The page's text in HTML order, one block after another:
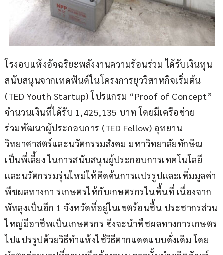
โรงอบแห้งอัจฉริยะพลังงานความร้อนร่วม ได้รับเงินทุน
สนับสนุนจากเทดฟันด์ในโครงการยุววิสาหกิจเริ่มต้น
(TED Youth Startup) โปรแกรม “Proof of Concept”
จำนวนเงินที่ได้รับ 1,425,135 บาท โดยมีเครือข่าย
ร่วมพัฒนาผู้ประกอบการ (TED Fellow) อุทยาน
วิทยาศาสตร์และนวัตกรรมสังคม มหาวิทยาลัยทักษิณ
เป็นพี่เลี้ยง ในการสนับสนุนผู้ประกอบการเทคโนโลยี
และนวัตกรรมรุ่นใหม่ให้คิดค้นการแปรรูปและเพิ่มมูลค่า
พืชผลทางกา รเกษตรให้กับเกษตรกรในพื้นที่ เนื่องจาก
พัทลุงเป็นอีก 1 จังหวัดที่อยู่ในเขตร้อนชื้น ประชากรส่วน
ใหญ่มีอาชีพเป็นเกษตรกร ซึ่งจะนำพืชผลทางการเกษตร
ไปแปรรูปด้วยวิธีทำแห้งใช้วิธีตากแดดแบบดั่งเดิม โดย